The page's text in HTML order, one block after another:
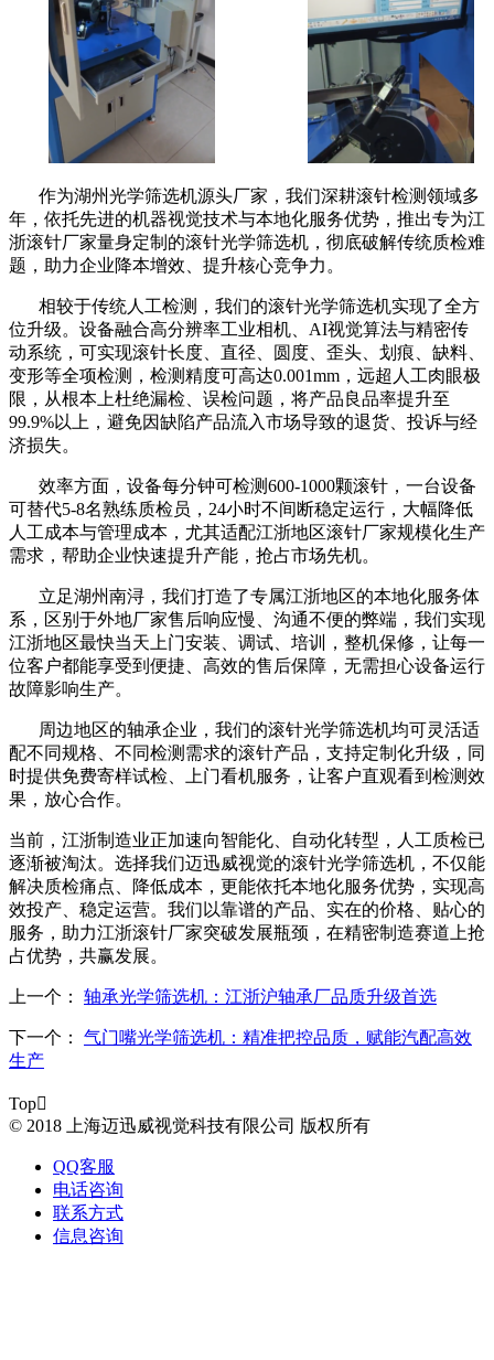
作为湖州光学筛选机源头厂家，我们深耕滚针检测领域多
年，依托先进的机器视觉技术与本地化服务优势，推出专为江
浙滚针厂家量身定制的滚针光学筛选机，彻底破解传统质检难
题，助力企业降本增效、提升核心竞争力。
相较于传统人工检测，我们的滚针光学筛选机实现了全方
位升级。设备融合高分辨率工业相机、AI视觉算法与精密传
动系统，可实现滚针长度、直径、圆度、歪头、划痕、缺料、
变形等全项检测，检测精度可高达0.001mm，远超人工肉眼极
限，从根本上杜绝漏检、误检问题，将产品良品率提升至
99.9%以上，避免因缺陷产品流入市场导致的退货、投诉与经
济损失。
效率方面，设备每分钟可检测600-1000颗滚针，一台设备
可替代5-8名熟练质检员，24小时不间断稳定运行，大幅降低
人工成本与管理成本，尤其适配江浙地区滚针厂家规模化生产
需求，帮助企业快速提升产能，抢占市场先机。
立足湖州南浔，我们打造了专属江浙地区的本地化服务体
系，区别于外地厂家售后响应慢、沟通不便的弊端，我们实现
江浙地区最快当天上门安装、调试、培训，整机保修，让每一
位客户都能享受到便捷、高效的售后保障，无需担心设备运行
故障影响生产。
周边地区的轴承企业，我们的滚针光学筛选机均可灵活适
配不同规格、不同检测需求的滚针产品，支持定制化升级，同
时提供免费寄样试检、上门看机服务，让客户直观看到检测效
果，放心合作。
当前，江浙制造业正加速向智能化、自动化转型，人工质检已
逐渐被淘汰。选择我们迈迅威视觉的滚针光学筛选机，不仅能
解决质检痛点、降低成本，更能依托本地化服务优势，实现高
效投产、稳定运营。我们以靠谱的产品、实在的价格、贴心的
服务，助力江浙滚针厂家突破发展瓶颈，在精密制造赛道上抢
占优势，共赢发展。
上一个： 轴承光学筛选机：江浙沪轴承厂品质升级首选
下一个： 气门嘴光学筛选机：精准把控品质，赋能汽配高效
生产
Top
© 2018 上海迈迅威视觉科技有限公司 版权所有
QQ客服
电话咨询
联系方式
信息咨询